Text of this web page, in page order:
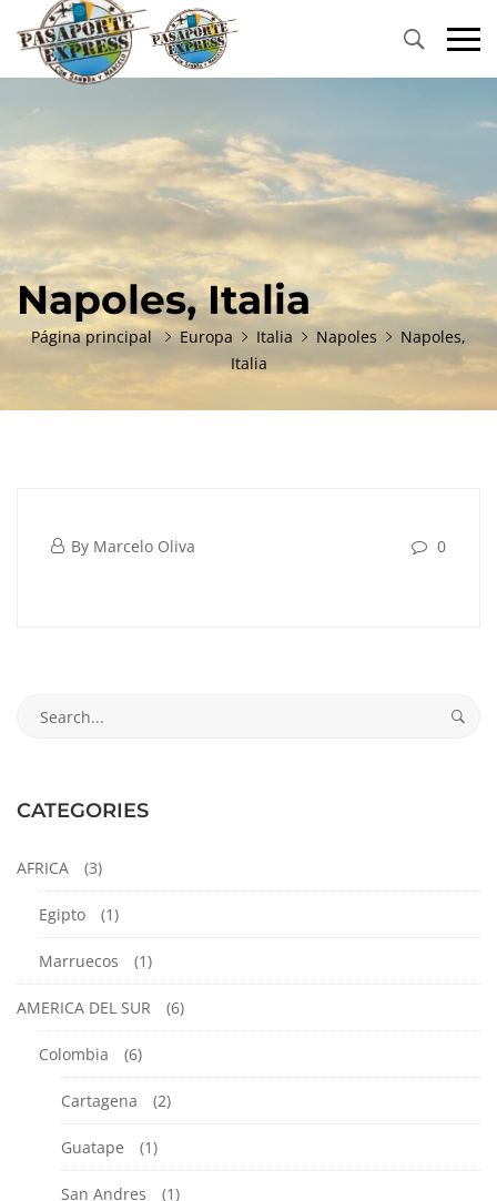
Menu
Napoles, Italia
Página principal Europa Italia Napoles
Napoles,
Italia
Italia
junio
By Marcelo Oliva 0
junio
2023-
08T18:57:13-
05:00
CATEGORIES
AFRICA (3)
Egipto (1)
Marruecos (1)
AMERICA DEL SUR (6)
Colombia (6)
Cartagena (2)
Guatape (1)
San Andres (1)